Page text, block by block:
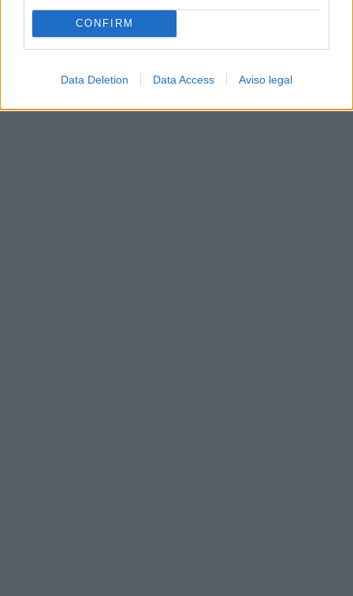
CONFIRM
Data Deletion Data Access Aviso legal